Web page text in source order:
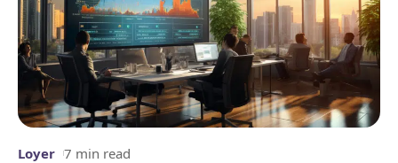
Loyer 7 min read